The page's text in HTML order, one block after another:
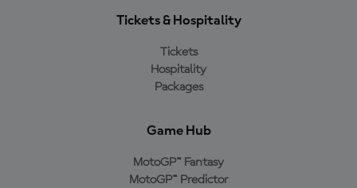
Tickets & Hospitality
Tickets
Hospitality
Packages
Game Hub
MotoGP™ Fantasy
MotoGP™ Predictor